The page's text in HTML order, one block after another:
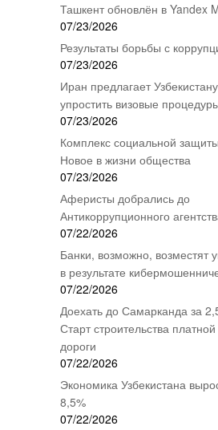
Ташкент обновлён в Yandex
07/23/2026
Результаты борьбы с
07/23/2026
Иран предлагает Узбекистану
упростить визовые
07/23/2026
Комплекс социальной
Новое в жизни общества
07/23/2026
Аферисты добрались до
Антикоррупционного
07/22/2026
Банки, возможно, возместят
в результате
07/22/2026
Доехать до Самарканда за
Старт строительства платной
дороги
07/22/2026
Экономика Узбекистана
8,5%
07/22/2026